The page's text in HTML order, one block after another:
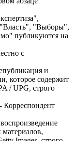
"Выборы",
публикуются на
с
и
которое содержит
/ UPG, строго
Корреспондент